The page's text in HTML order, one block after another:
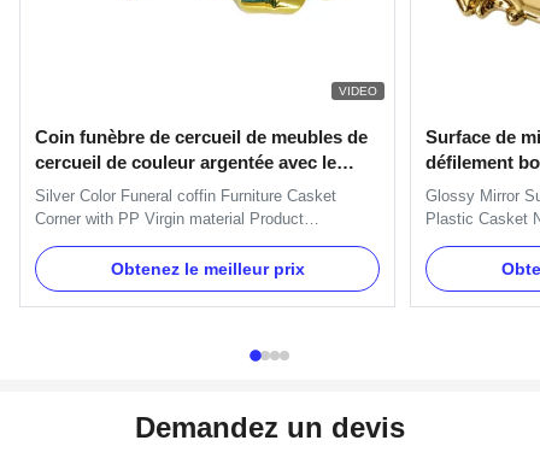
VIDEO
Coin funèbre de cercueil de meubles de
cercueil de couleur argentée avec le
matériel de Vierge de pp
Silver Color Funeral coffin Furniture Casket
Corner with PP Virgin material Product
carners, 8 pcs small casket corners, 2pcs 80'
long steel bars (203cm) and 2pcs 26' short steel
bars (66cm). Item Name TX-Model 3# Material
Obtenez le meilleur prix
Surface de
défilement
de cercueil
de cercueil
Glossy Mirror
Plastic Casket
Plastic (PP,
your order
confirmed
Demandez un devis